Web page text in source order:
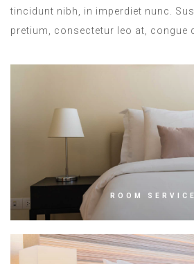
tincidunt nibh, in imperdiet nunc.
pretium, consectetur leo at, congue
ROOM SERVICE